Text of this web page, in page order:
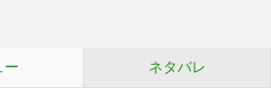
ー ネタバレ